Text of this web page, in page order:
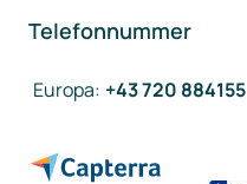
Telefonnummer
Europa: +43 720 884155